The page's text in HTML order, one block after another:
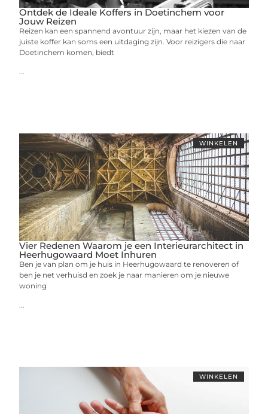
Ontdek de Ideale Koffers in Doetinchem voor
Jouw Reizen
Reizen kan een spannend avontuur zijn, maar het kiezen van de
juiste koffer kan soms een uitdaging zijn. Voor reizigers die naar
Doetinchem komen, biedt
WINKELEN
Vier Redenen Waarom je een Interieurarchitect in
Heerhugowaard Moet Inhuren
Ben je van plan om je huis in Heerhugowaard te renoveren of
ben je net verhuisd en zoek je naar manieren om je nieuwe
woning
WINKELEN